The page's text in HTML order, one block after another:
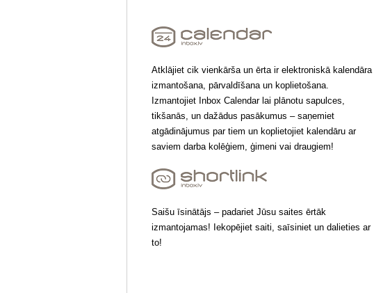
Atklājiet cik vienkārša un ērta ir elektroniskā kalendāra
izmantošana, pārvaldīšana un koplietošana.
Izmantojiet Inbox Calendar lai plānotu sapulces,
tikšanās, un dažādus pasākumus – saņemiet
atgādinājumus par tiem un koplietojiet kalendāru ar
saviem darba kolēģiem, ģimeni vai draugiem!
Saišu īsinātājs – padariet Jūsu saites ērtāk
izmantojamas! Iekopējiet saiti, saīsiniet un dalieties ar
to!